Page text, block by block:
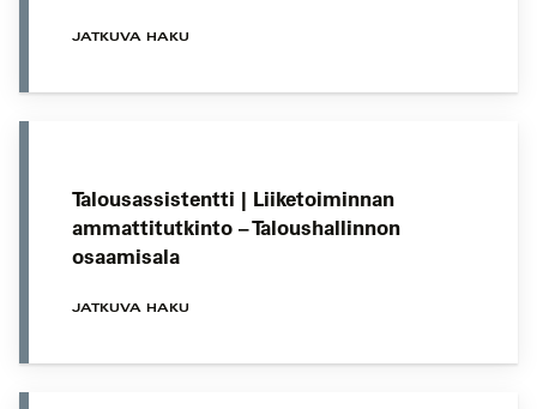
JATKUVA HAKU
Talousassistentti | Liiketoiminnan
ammattitutkinto – Taloushallinnon
osaamisala
JATKUVA HAKU